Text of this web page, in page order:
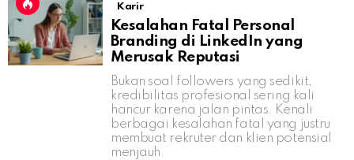
Karir
Kesalahan Fatal Personal
Branding di LinkedIn yang
Merusak Reputasi
Bukan soal followers yang sedikit,
kredibilitas profesional sering kali
hancur karena jalan pintas. Kenali
berbagai kesalahan fatal yang justru
membuat rekruter dan klien potensial
menjauh.